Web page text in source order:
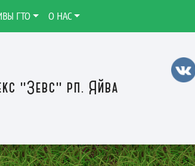
"Зевс" рп. Яйва
ГТО О НАС